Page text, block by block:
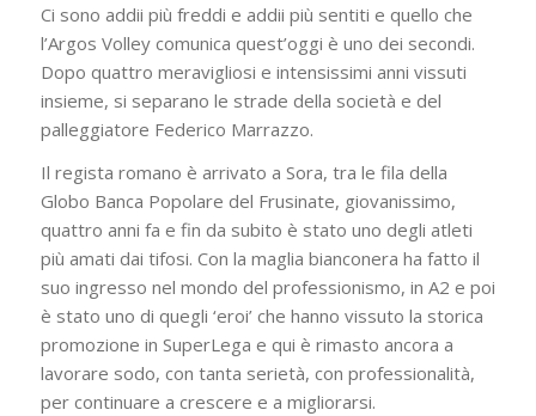
Ci sono addii più freddi e addii più sentiti e quello che
l’Argos Volley comunica quest’oggi è uno dei secondi.
Dopo quattro meravigliosi e intensissimi anni vissuti
insieme, si separano le strade della società e del
palleggiatore Federico Marrazzo.
Il regista romano è arrivato a Sora, tra le fila della
Globo Banca Popolare del Frusinate, giovanissimo,
quattro anni fa e fin da subito è stato uno degli atleti
più amati dai tifosi. Con la maglia bianconera ha fatto il
suo ingresso nel mondo del professionismo, in A2 e poi
è stato uno di quegli ‘eroi’ che hanno vissuto la storica
promozione in SuperLega e qui è rimasto ancora a
lavorare sodo, con tanta serietà, con professionalità,
per continuare a crescere e a migliorarsi.